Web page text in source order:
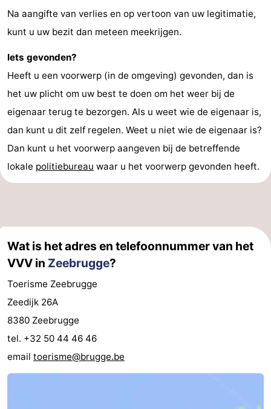
Na aangifte van verlies en op vertoon van uw legitimatie,
kunt u uw bezit dan meteen meekrijgen.
Iets gevonden?
Heeft u een voorwerp (in de omgeving) gevonden, dan is
het uw plicht om uw best te doen om het weer bij de
eigenaar terug te bezorgen. Als u weet wie de eigenaar is,
dan kunt u dit zelf regelen. Weet u niet wie de eigenaar is?
Dan kunt u het voorwerp aangeven bij de betreffende
lokale politiebureau waar u het voorwerp gevonden heeft.
Wat is het adres en telefoonnummer van het
VVV in Zeebrugge?
Toerisme Zeebrugge
Zeedijk 26A
8380 Zeebrugge
tel. +32 50 44 46 46
email toerisme@brugge.be